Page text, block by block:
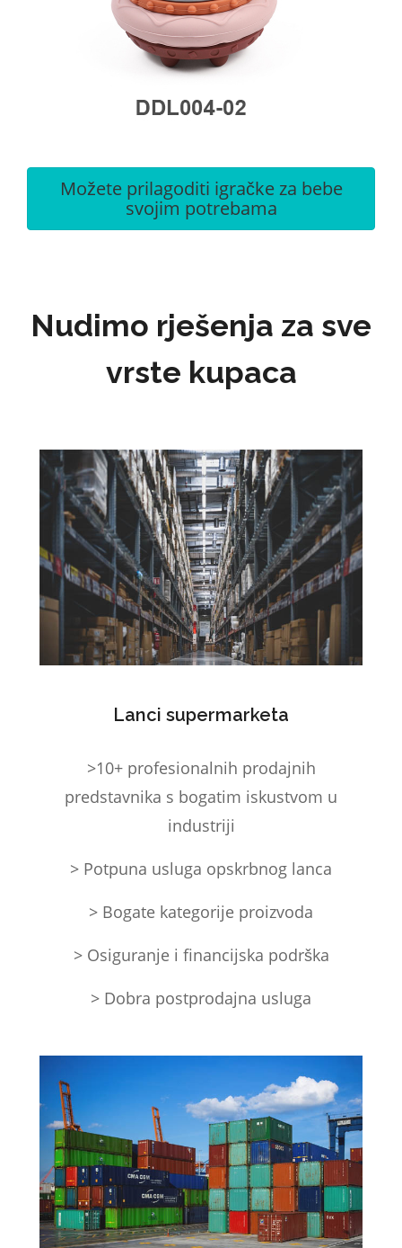
Možete prilagoditi igračke za bebe
svojim potrebama
Nudimo rješenja za sve
vrste kupaca
Lanci supermarketa
>10+ profesionalnih prodajnih
predstavnika s bogatim iskustvom u
industriji
> Potpuna usluga opskrbnog lanca
> Bogate kategorije proizvoda
> Osiguranje i financijska podrška
> Dobra postprodajna usluga